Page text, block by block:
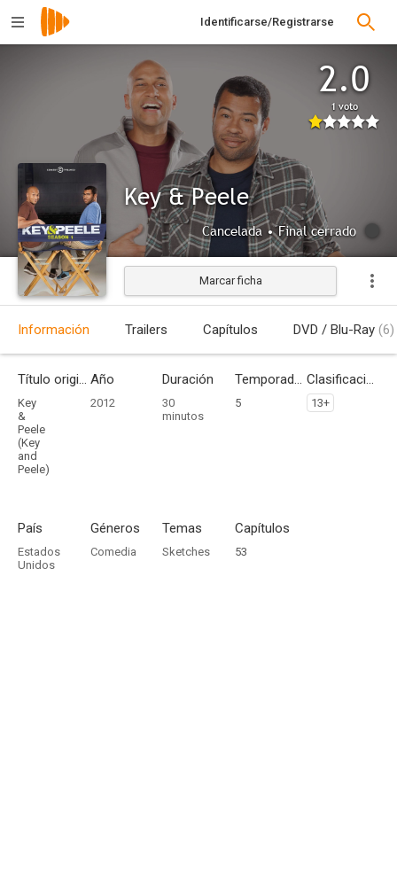
Identificarse/Registrarse
2.0
1 voto
Key & Peele
Cancelada • Final cerrado
Marcar ficha
Información Trailers Capítulos DVD / Blu-Ray (6)
Título original
Key
&
Peele
(Key
and
Peele)
Año
2012
Duración
30
minutos
Temporadas
5
Clasificación por edades
13+
País
Estados
Unidos
Géneros
Comedia
Temas
Sketches
Capítulos
53